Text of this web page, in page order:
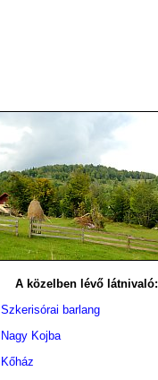
A közelben lévő látnivaló:
Szkerisórai barlang
Nagy Kojba
Kőház